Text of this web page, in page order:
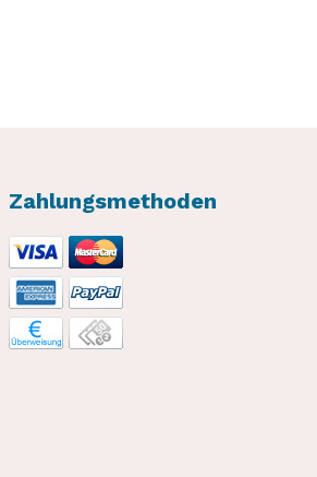
Zahlungsmethoden